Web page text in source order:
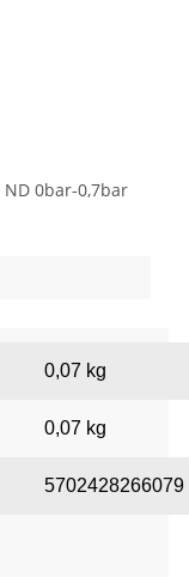
0bar-0,7bar
0,07 kg
0,07 kg
5702428266079